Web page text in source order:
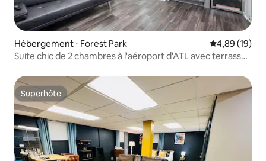
Hébergement ⋅ Forest Park Évaluation
4,89 (19)
Suite chic de 2 chambres à l'aéroport d'ATL avec terrasse
Superhôte
Superhôte